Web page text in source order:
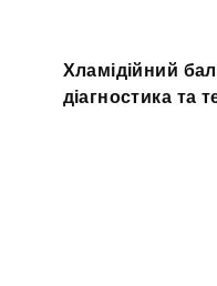
Хламідійний
діагностика та